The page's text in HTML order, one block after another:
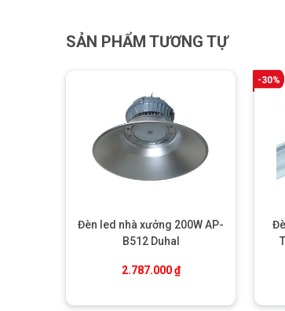
SẢN PHẨM TƯƠNG TỰ
Đèn led nhà xưởng 200W AP-
B512 Duhal
2.787.000₫
-30%